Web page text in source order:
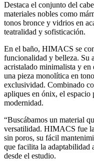
Destaca el conjunto del
materiales nobles como
tonos bronce y vidrios en
teatralidad y sofisticación.
En el baño, HIMACS se
funcionalidad y belleza. Su
acristalado minimalista y en
una pieza monolítica en
exclusividad. Combinado
apliques en ónix, el
modernidad.
“Buscábamos un material
versatilidad. HIMACS fue
sin poros, su fácil
que facilita la adaptabilidad
desde el estudio.